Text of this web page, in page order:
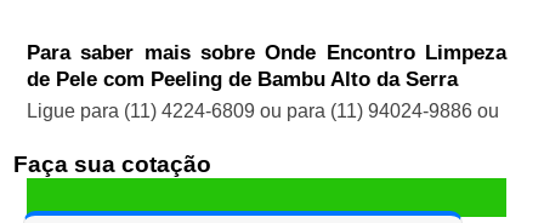
Para saber mais sobre Onde Encontro Limpeza
de Pele com Peeling de Bambu Alto da Serra
Ligue para (11) 4224-6809 ou para (11) 94024-9886ou
Faça sua cotação